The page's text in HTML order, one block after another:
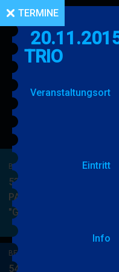
BERRY BLUE & BAND
53. JAZZ Matinee in den
PARKSIDE STUDIOS
"Gypsy Jazz"
&
BERRY BLUE & BAND
54. JAZZ Matinee in den
TERMINE
TRIO
Veranstaltungsort
Eintritt
Info